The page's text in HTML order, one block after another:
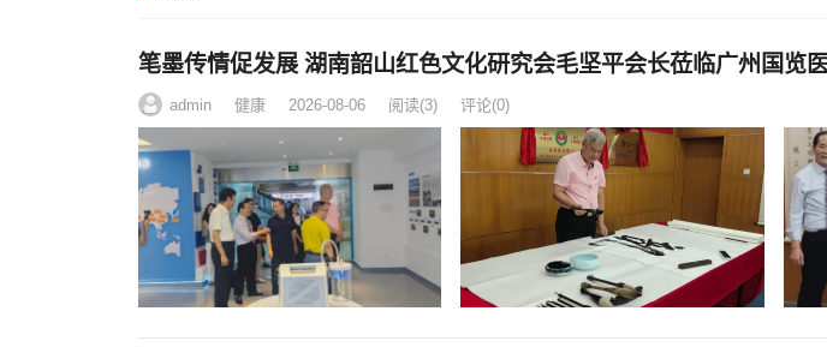
笔墨传情促发展 湖南韶山红色文化研究会毛坚平会长莅临广州国览
admin 健康 2026-08-06 阅读(3) 评论(0)